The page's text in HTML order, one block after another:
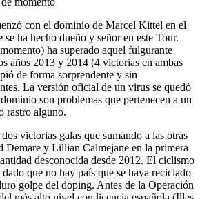
con el dominio de Marcel Kittel en el
ha hecho dueño y señor en este Tour.
ha superado aquel fulgurante
años 2013 y 2014 (4 victorias en ambas
de forma sorprendente y sin
La versión oficial de un virus se quedó
son problemas que pertenecen a un
rastro alguno.
victorias galas que sumando a las otras
Demare y Lillian Calmejane en la primera
desconocida desde 2012. El ciclismo
que no hay país que se haya reciclado
golpe del doping. Antes de la Operación